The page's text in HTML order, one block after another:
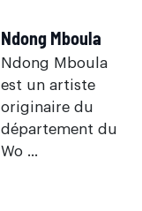
Ndong Mboula
Ndong Mboula
est un artiste
originaire du
département du
Wo ...